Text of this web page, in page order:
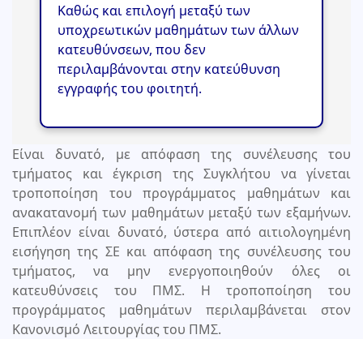
Καθώς και επιλογή μεταξύ των
υποχρεωτικών μαθημάτων των άλλων
κατευθύνσεων, που δεν
περιλαμβάνονται στην κατεύθυνση
εγγραφής του φοιτητή.
Είναι δυνατό, με απόφαση της συνέλευσης του
τμήματος και έγκριση της Συγκλήτου να γίνεται
τροποποίηση του προγράμματος μαθημάτων και
ανακατανομή των μαθημάτων μεταξύ των εξαμήνων.
Επιπλέον είναι δυνατό, ύστερα από αιτιολογημένη
εισήγηση της ΣΕ και απόφαση της συνέλευσης του
τμήματος, να μην ενεργοποιηθούν όλες οι
κατευθύνσεις του ΠΜΣ. Η τροποποίηση του
προγράμματος μαθημάτων περιλαμβάνεται στον
Κανονισμό Λειτουργίας του ΠΜΣ.